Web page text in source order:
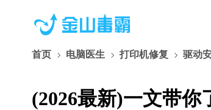
首页 电脑医生 打印机修复 驱动
(2026最新)一文带